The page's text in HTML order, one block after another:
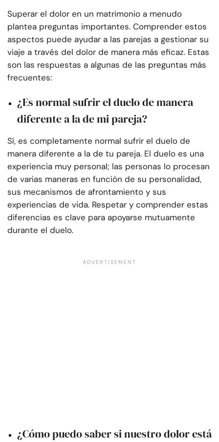
Superar el dolor en un matrimonio a menudo
plantea preguntas importantes. Comprender estos
aspectos puede ayudar a las parejas a gestionar su
viaje a través del dolor de manera más eficaz. Estas
son las respuestas a algunas de las preguntas más
frecuentes:
¿Es normal sufrir el duelo de manera
diferente a la de mi pareja?
Sí, es completamente normal sufrir el duelo de
manera diferente a la de tu pareja. El duelo es una
experiencia muy personal; las personas lo procesan
de varias maneras en función de su personalidad,
sus mecanismos de afrontamiento y sus
experiencias de vida. Respetar y comprender estas
diferencias es clave para apoyarse mutuamente
durante el duelo.
¿Cómo puedo saber si nuestro dolor está